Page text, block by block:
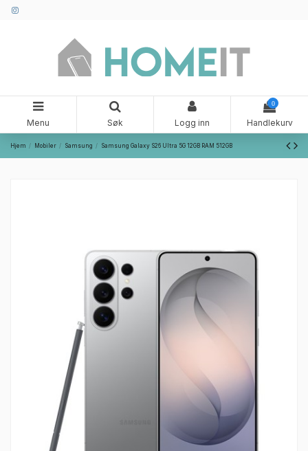
Menu Søk Logg inn
0
Handlekurv
Hjem Mobiler Samsung Samsung Galaxy S26 Ultra 5G 12GB RAM 512GB